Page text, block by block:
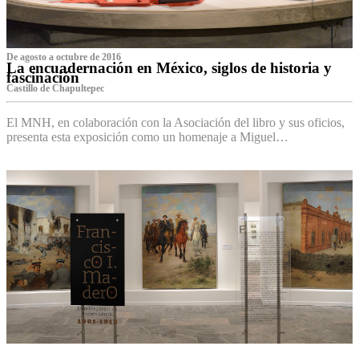
De agosto a octubre de 2016
La encuadernación en México, siglos de historia y
fascinación
Castillo de Chapultepec
El MNH, en colaboración con la Asociación del libro y sus oficios,
presenta esta exposición como un homenaje a Miguel…